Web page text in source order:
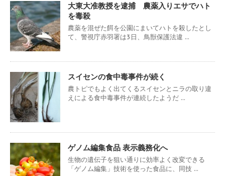
大東大准教授を逮捕 農薬入りエサでハト
を毒殺
農薬を混ぜた餌を公園にまいてハトを殺したとし
て、警視庁赤羽署は3日、鳥獣保護法違 ...
スイセンの食中毒事件が続く
農トピでもよく出てくるスイセンとニラの取り違
えによる食中毒事件が連続したようだ ...
ゲノム編集食品 表示義務化へ
生物の遺伝子を狙い通りに効率よく改変できる
「ゲノム編集」技術を使った食品に、同技 ...